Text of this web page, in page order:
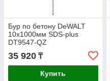
Бур по бетону DeWALT
10x1000мм SDS-plus
DT9547-QZ
35 920 ₸
Купить